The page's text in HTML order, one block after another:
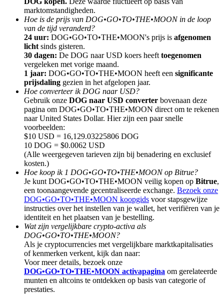
BTC Welcome Rewards
BTC Welcome Rewards
Deposit & Trade BTC to Share 25000 USDT prize pool!
Deposit CASHCAT & Win
Share 500000 CASHCAT prize pool
Exclusive for BitMart Users
Register & Trade to Win 500,000 USDT
marktomstandigheden.
Hoe is de prijs van DOG•GO•TO•THE•MOON in de loop
van de tijd veranderd?
24 uur: DOG•GO•TO•THE•MOON's prijs is afgenomen
licht sinds gisteren.
30 dagen: De DOG naar USD koers heeft toegenomen
vergeleken met vorige maand.
1 jaar: DOG•GO•TO•THE•MOON heeft een significante
prijsdaling gezien in het afgelopen jaar.
Hoe converteer ik DOG naar USD?
Gebruik onze DOG naar USD converter bovenaan deze
pagina om DOG•GO•TO•THE•MOON direct om te rekenen
naar United States Dollar. Hier zijn een paar snelle
voorbeelden:
$10 USD = 16,129.03225806 DOG
10 DOG = $0.0062 USD
(Alle weergegeven tarieven zijn bij benadering en exclusief
kosten.)
Hoe koop ik 1 DOG•GO•TO•THE•MOON op Bitrue?
Je kunt DOG•GO•TO•THE•MOON veilig kopen op Bitrue,
een toonaangevende gecentraliseerde exchange. Bezoek onze
DOG•GO•TO•THE•MOON koopgids voor stapsgewijze
instructies over het instellen van je wallet, het verifiëren van je
identiteit en het plaatsen van je bestelling.
Wat zijn vergelijkbare crypto-activa als
DOG•GO•TO•THE•MOON?
Als je cryptocurrencies met vergelijkbare marktkapitalisaties
of kenmerken verkent, kijk dan naar:
Voor meer details, bezoek onze
DOG•GO•TO•THE•MOON activapagina om gerelateerde
munten en altcoins te ontdekken op basis van categorie of
prestaties.